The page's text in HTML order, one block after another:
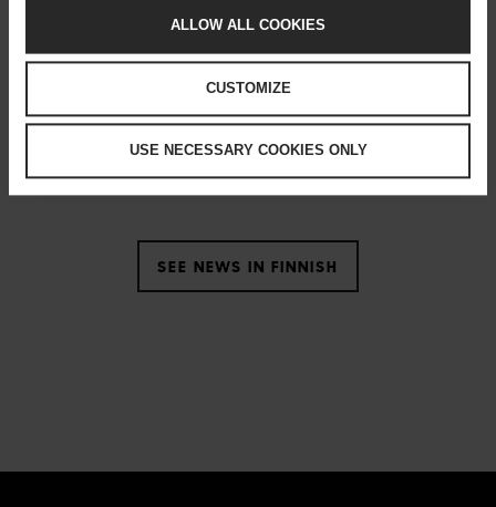
ALLOW ALL COOKIES
CUSTOMIZE
USE NECESSARY COOKIES ONLY
Happening now
SEE NEWS IN FINNISH